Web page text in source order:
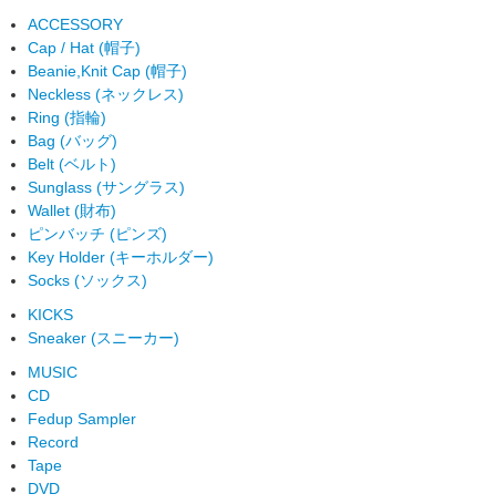
ACCESSORY
Cap / Hat (帽子)
Beanie,Knit Cap (帽子)
Neckless (ネックレス)
Ring (指輪)
Bag (バッグ)
Belt (ベルト)
Sunglass (サングラス)
Wallet (財布)
ピンバッチ (ピンズ)
Key Holder (キーホルダー)
Socks (ソックス)
KICKS
Sneaker (スニーカー)
MUSIC
CD
Fedup Sampler
Record
Tape
DVD